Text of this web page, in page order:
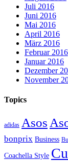
Juli 2016
Juni 2016
Mai 2016
April 2016
März 2016
Februar 2016
Januar 2016
Dezember
November
Topics
adidas Asos
bonprix Business
Coachella Style